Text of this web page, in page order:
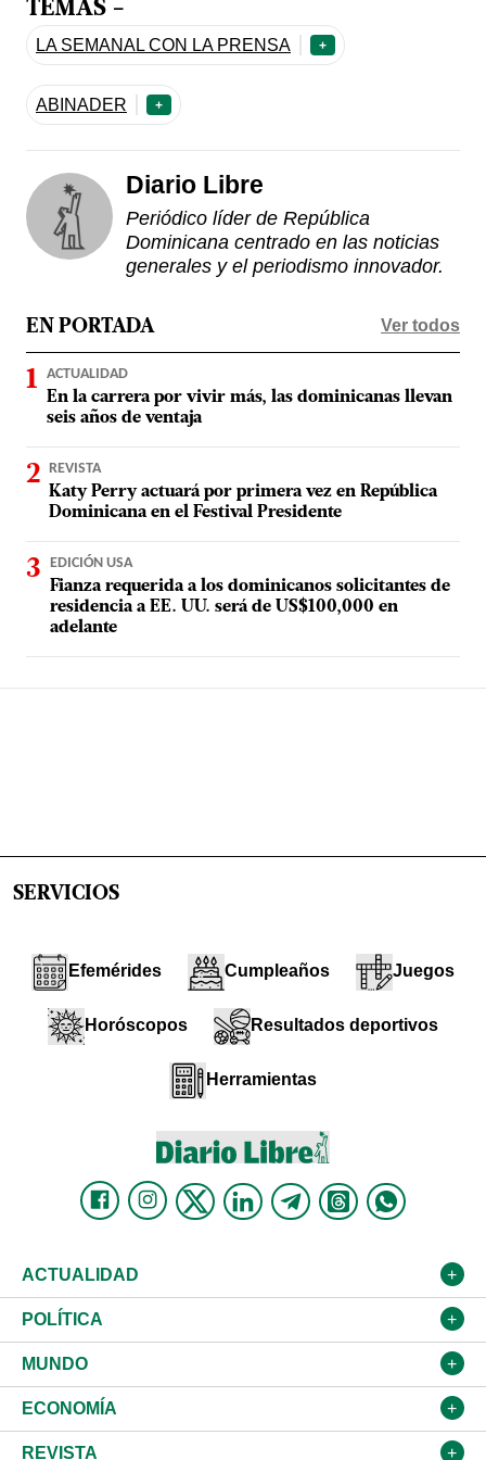
TEMAS -
LA SEMANAL CON LA PRENSA +
ABINADER +
Diario Libre
Periódico líder de República
Dominicana centrado en las noticias
generales y el periodismo innovador.
EN PORTADA Ver todos
ACTUALIDAD
En la carrera por vivir más, las dominicanas llevan
seis años de ventaja
REVISTA
Katy Perry actuará por primera vez en República
Dominicana en el Festival Presidente
EDICIÓN USA
Fianza requerida a los dominicanos solicitantes de
residencia a EE. UU. será de US$100,000 en
adelante
SERVICIOS
Efemérides Cumpleaños Juegos
Horóscopos Resultados deportivos
Herramientas
ACTUALIDAD
Nacional
Ciudad
Educación
Salud
POLÍTICA
Partidos
JCE
TSE
MUNDO
Estados Unidos
América Latina
ECONOMÍA
Finanzas
REVISTA